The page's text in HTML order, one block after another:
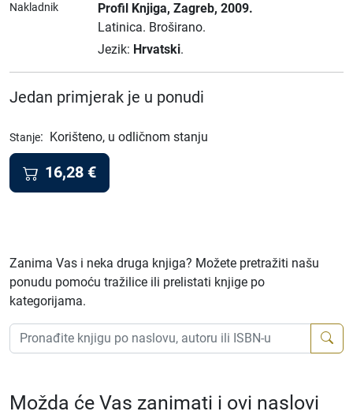
Nakladnik Profil Knjiga, Zagreb, 2009.
Latinica. Broširano.
Jezik: Hrvatski.
Jedan primjerak je u ponudi
Stanje: Korišteno, u odličnom stanju
16,28 €
Zanima Vas i neka druga knjiga? Možete pretražiti našu
ponudu pomoću tražilice ili prelistati knjige po
kategorijama.
Možda će Vas zanimati i ovi naslovi